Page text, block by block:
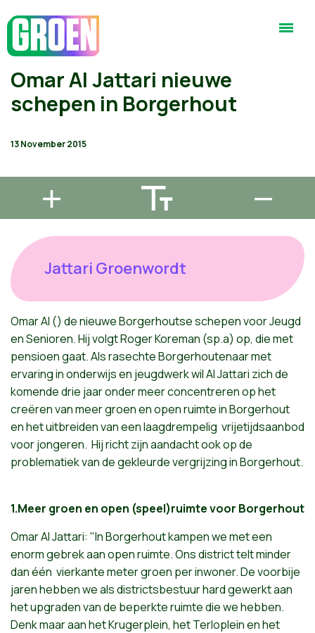
Omar Al Jattari nieuwe
schepen in Borgerhout
13 November 2015
Jattari Groenwordt
Omar Al () denieuweBorgerhoutseschepenvoorJeugd
enSenioren.HijvolgtRogerKoreman (sp.a) op, die met
pensioen gaat.AlsrasechteBorgerhoutenaarmet
ervaringinonderwijsen jeugdwerkwilAlJattari zichde
komendedrie jaarondermeerconcentrerenophet
creërenvanmeergroenen openruimteinBorgerhout
enhetuitbreidenvaneenlaagdrempelig vrijetijdsaanbod
voorjongeren. Hijrichtzijnaandachtookop de
problematiekvan degekleurdevergrijzinginBorgerhout.
1.Meer groen en open (speel)ruimte voor Borgerhout
Omar Al Jattari: "InBorgerhoutkampenwe meteen
enormgebrekaanopenruimte.Onsdistrictteltminder
danéén vierkantemetergroen perinwoner. Devoorbije
jarenhebbenwealsdistrictsbestuurhardgewerktaan
hetupgradenvan de beperkteruimtedie wehebben.
DenkmaaraanhetKrugerplein, hetTerlopleinenhet